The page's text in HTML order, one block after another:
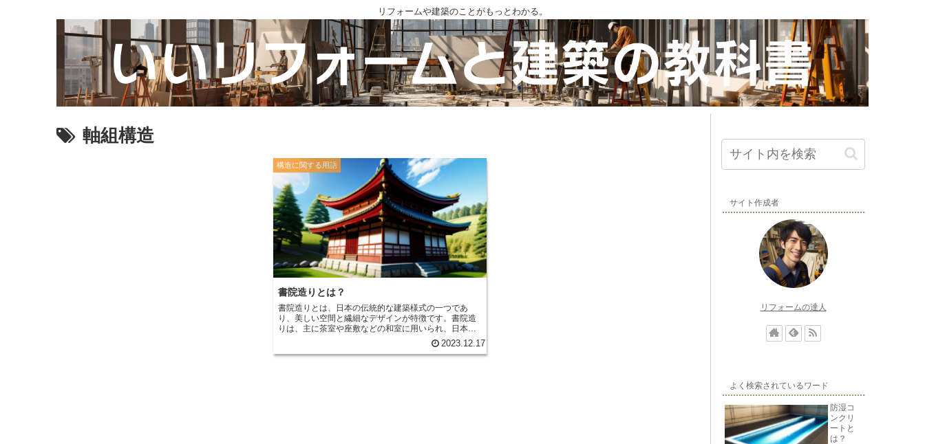
リフォームや建築のことがもっとわかる。
軸組構造
構造に関する用語
書院造りとは？
書院造りとは、日本の伝統的な建築様式の一つであ
り、美しい空間と繊細なデザインが特徴です。書院造
りは、主に茶室や座敷などの和室に用いられ、日本の
つは、自然との調和です。建物は自然素材を使用し、
風や光を取り入れるように設計されています。庭園と
2023.12.17
サイト作成者
リフォームの達人
よく検索されているワード
防湿コ
ンクリ
ートと
は？